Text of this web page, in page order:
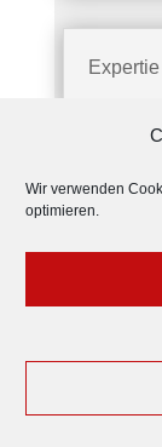
Wir verwenden
optimieren.
Klein-